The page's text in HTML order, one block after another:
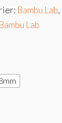
Bambu Lab,
Bambu Lab